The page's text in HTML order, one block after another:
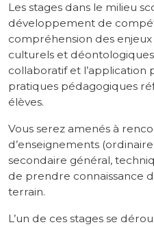
Les stages dans le milieu
développement de
compréhension des
culturels et
collaboratif et l’application
pratiques pédagogiques
élèves.
Vous serez amenés à
d’enseignements
secondaire général,
de prendre connaissance
terrain.
L’un de ces stages se